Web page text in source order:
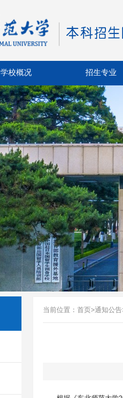
学校概况 招生专业
当前位置： 首页>通知公告